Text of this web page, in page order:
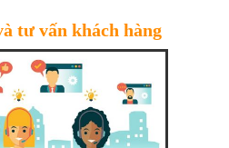
tư vấn khách hàng